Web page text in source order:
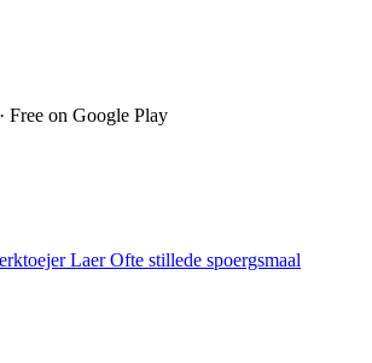
Free on Google Play
LaerOfte stillede spoergsmaal